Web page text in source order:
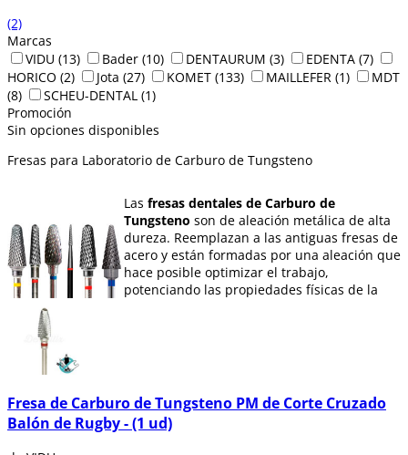
(2)
Marcas
VIDU (13) Bader (10) DENTAURUM (3) EDENTA (7)
HORICO (2) Jota (27) KOMET (133) MAILLEFER (1)
MDT
(8)
SCHEU-DENTAL (1)
Promoción
Sin opciones disponibles
Fresas para Laboratorio de Carburo de Tungsteno
Las fresas dentales de Carburo de
Tungsteno son de aleación metálica de alta
dureza. Reemplazan a las antiguas fresas de
acero y están formadas por una aleación que
hace posible optimizar el trabajo,
potenciando las propiedades físicas de la
fresa.
En Dentaltix te ofrecemos
Fresa de Carburo de Tungsteno PM de Corte Cruzado
Balón de Rugby - (1 ud)